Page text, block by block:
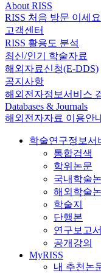
About RISS
RISS 처음 방문 이세
고객센터
RISS 활용도 분석
최신/인기 학술자료
해외자료신청(E-DDS)
공지사항
해외전자정보서비스
Databases & Journals
해외전자자료 이용안
학술연구정보서
통합검색
학위논문
국내학술
해외학술
학술지
단행본
연구보고서
공개강의
MyRISS
내 추천논